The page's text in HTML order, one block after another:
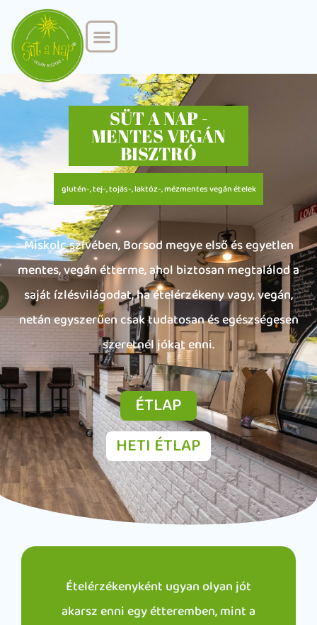
SÜT A NAP -
MENTES VEGÁN
BISZTRÓ
glutén-, tej-, tojás-, laktóz-, mézmentes vegán ételek
Miskolc szívében, Borsod megye első és egyetlen
mentes, vegán étterme, ahol biztosan megtalálod a
saját ízlésvilágodat, ha ételérzékeny vagy, vegán,
netán egyszerűen csak tudatosan és egészségesen
szeretnél jókat enni.
ÉTLAP
HETI ÉTLAP
Ételérzékenyként ugyan olyan jót
akarsz enni egy étteremben, mint a